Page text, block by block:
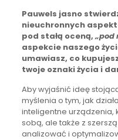
Pauwels jasno
nieuchronnych
pod stałą oceną, „pod
aspekcie naszego
umawiasz, co
twoje oznaki życia i
Aby wyjaśnić ideę
myślenia o tym, jak
inteligentne urządzenia,
sobą, ale także z
analizować i